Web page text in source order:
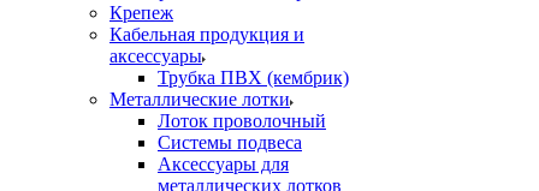
Крепеж
Кабельная продукция и
аксессуары
Трубка ПВХ (кембрик)
Металлические лотки
Лоток проволочный
Системы подвеса
Аксессуары для
металлических лотков